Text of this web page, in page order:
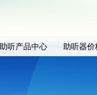
助听产品中心 助听器价